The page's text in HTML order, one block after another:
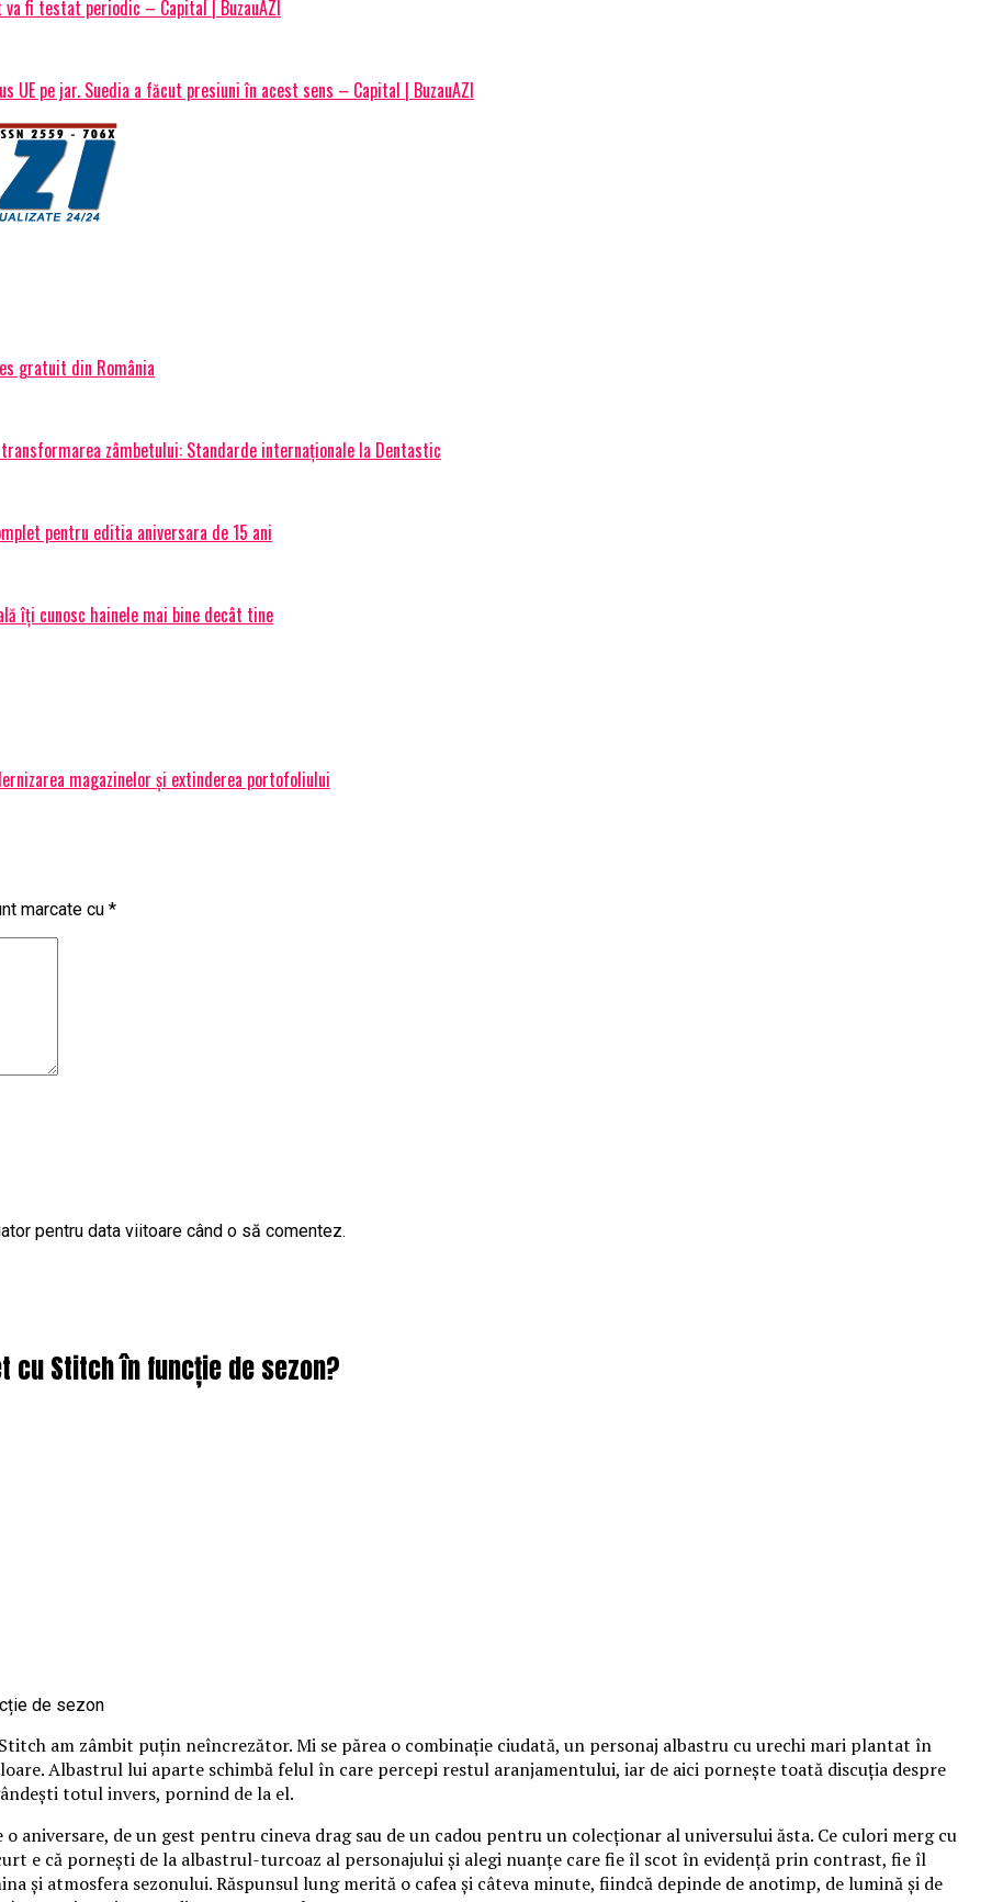
fi testat periodic – Capital | BuzauAZI
UE pe jar. Suedia a făcut presiuni în acest sens – Capital | BuzauAZI
gratuit din România
zâmbetului: Standarde internaționale la Dentastic
pentru editia aniversara de 15 ani
îți cunosc hainele mai bine decât tine
magazinelor și extinderea portofoliului
marcate cu *
pentru data viitoare când o să comentez.
cu Stitch în funcție de sezon?
am zâmbit puțin neîncrezător. Mi se părea o combinație ciudată, un personaj albastru cu urechi mari plantat în
Albastrul lui aparte schimbă felul în care percepi restul aranjamentului, iar de aici pornește toată discuția despre
totul invers, pornind de la el.
aniversare, de un gest pentru cineva drag sau de un cadou pentru un colecționar al universului ăsta. Ce culori merg cu
e că pornești de la albastrul-turcoaz al personajului și alegi nuanțe care fie îl scot în evidență prin contrast, fie îl
și atmosfera sezonului. Răspunsul lung merită o cafea și câteva minute, fiindcă depinde de anotimp, de lumină și de